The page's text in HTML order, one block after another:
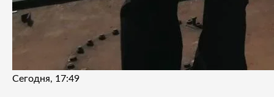
Сегодня, 17:49